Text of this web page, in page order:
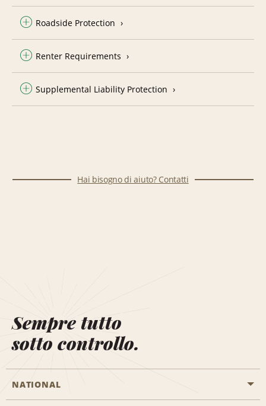
Roadside Protection
Renter Requirements
Supplemental Liability Protection
Hai bisogno di aiuto? Contatti
Sempre tutto
sotto controllo.
NATIONAL